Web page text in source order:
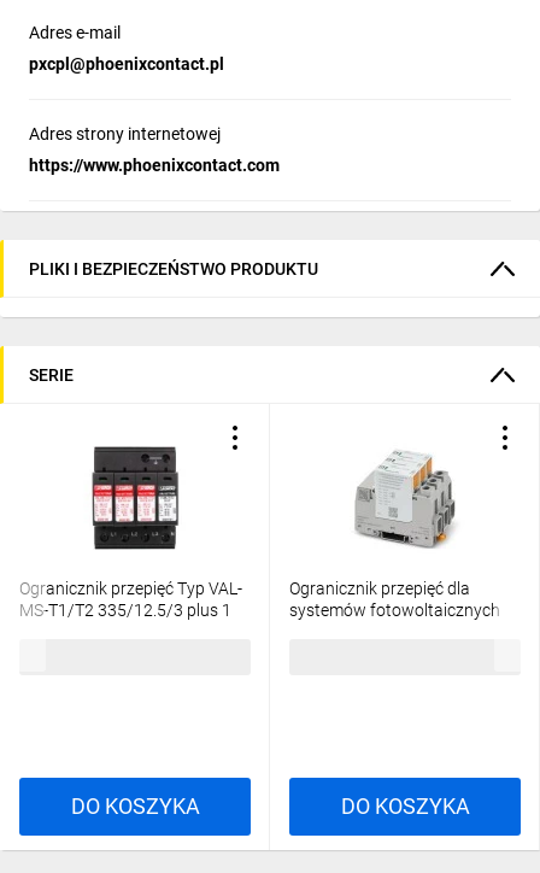
Adres e-mail
pxcpl@phoenixcontact.pl
Adres strony internetowej
https://www.phoenixcontact.com
PLIKI I BEZPIECZEŃSTWO PRODUKTU
SERIE
Ogranicznik przepięć Typ VAL-
MS-T1/T2 335/12.5/3 plus 1
DO KOSZYKA
Ogranicznik przepięć dla
systemów fotowoltaicznych
DO KOSZYKA